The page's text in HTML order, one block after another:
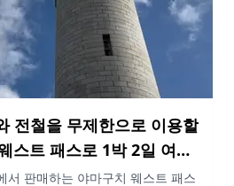
전철을 무제한으로 이용할
스트 패스로 1박 2일 여행!
서 판매하는 야마구치 웨스트 패스